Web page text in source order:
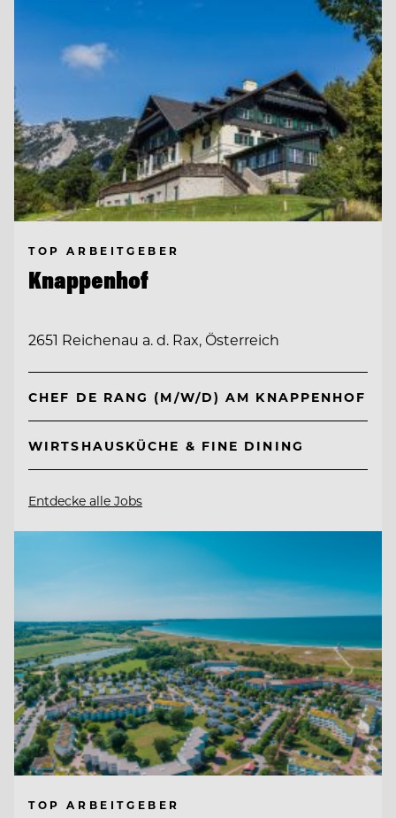
TOP ARBEITGEBER
Knappenhof
2651 Reichenau a. d. Rax, Österreich
CHEF DE RANG (M/W/D) AM KNAPPENHOF
WIRTSHAUSKÜCHE & FINE DINING
Entdecke alle Jobs
TOP ARBEITGEBER